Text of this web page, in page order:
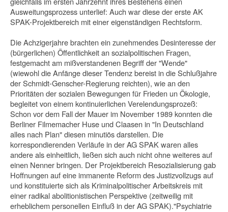
Ausweitungsprozess unterlief: Auch war diese der erste AK
SPAK-Projekt­bereich mit einer eigenständigen Rechtsform.
Die Achzigerjahre brachten ein zunehmendes Desinteresse der
(bürgerlichen) Öffentlichkeit an sozialpolitischen Fragen,
festgemacht am mißverstandenen Be­griff der "Wende"
(wiewohl die Anfänge dieser Tendenz bereist in die Schlußjahre
der Schmidt-Genscher-Regierung reichten), wie an den
Prioritäten der sozialen Bewegungen für Frieden un Ökologie,
begleitet von einem kontinuierlichen Ver­elendungsprozeß:
Schon vor dem Fall der Mauer im November 1989 konnten die
Berliner Filmemacher Huse und Claasen in "In Deutschland
alles nach Plan" diesen minutiös darstellen. Die
korrespondierenden Verläufe in der AG SPAK waren alles
andere als einheitlich, ließen sich auch nicht ohne weiteres auf
einen Nenner bringen. Der Projektbereich Resozialisierung gab
Hoffnungen auf eine immanente Reform des Justizvollzugs auf
und konstituierte sich als Kriminalpolitischer Ar­beitskreis mit
einer radikal abolitionistischen Perspektive (zeitweilig mit
erhebli­chem personellen Einfluß in der AG SPAK)."Psychiatrie